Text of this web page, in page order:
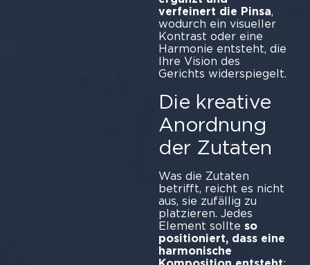
verfeinert die Pinsa,
wodurch ein visueller
Kontrast oder eine
Harmonie entsteht, die
Ihre Vision des
Gerichts widerspiegelt.
Die kreative
Anordnung
der Zutaten
Was die Zutaten
betrifft, reicht es nicht
aus, sie zufällig zu
platzieren. Jedes
Element sollte so
positioniert, dass eine
harmonische